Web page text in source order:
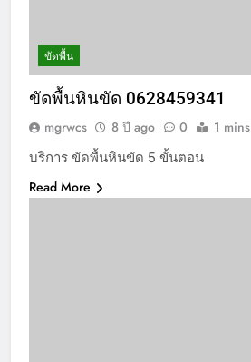
ขัดพื้น
ขัดพื้นหินขัด 0628459341
mgrwcs 8 ปี ago 0 1 mins
บริการ ขัดพื้นหินขัด 5 ขั้นตอน
Read More